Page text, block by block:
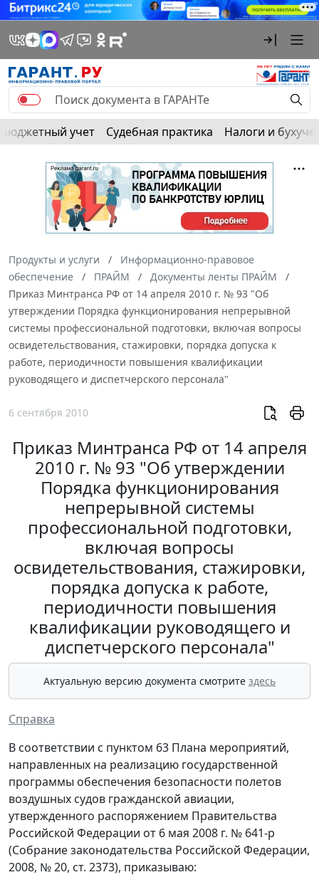
Бюджетный учет Судебная практика Налоги и
Продукты и услуги
Информационно-правовое
обеспечение
ПРАЙМ
Документы ленты ПРАЙМ
Приказ Минтранса РФ от 14 апреля 2010 г. № 93 "Об
утверждении Порядка функционирования непрерывной
системы профессиональной подготовки, включая вопросы
освидетельствования, стажировки, порядка допуска к
работе, периодичности повышения квалификации
руководящего и диспетчерского персонала"
6 сентября 2010
Приказ Минтранса РФ от 14 апреля
2010 г. № 93 "Об утверждении
Порядка функционирования
непрерывной системы
профессиональной подготовки,
включая вопросы
освидетельствования, стажировки,
порядка допуска к работе,
периодичности повышения
квалификации руководящего и
диспетчерского персонала"
Актуальную версию документа смотрите здесь
Справка
В соответствии с пунктом 63 Плана мероприятий,
направленных на реализацию государственной
программы обеспечения безопасности полетов
воздушных судов гражданской авиации,
утвержденного распоряжением Правительства
Российской Федерации от 6 мая 2008 г. № 641-р
(Собрание законодательства Российской Федерации,
2008, № 20, ст. 2373), приказываю: